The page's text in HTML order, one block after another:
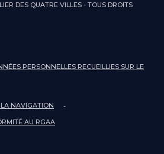
DES QUATRE VILLES - TOUS DROITS
PERSONNELLES RECUEILLIES SUR LE
NAVIGATION
AU RGAA